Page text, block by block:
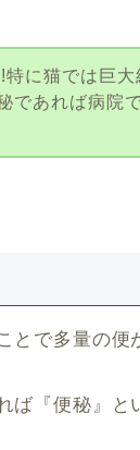
特に猫では巨大
であれば病院
とで多量の便
ば『便秘』と